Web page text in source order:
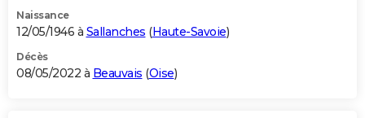
Naissance
12/05/1946 à Sallanches (Haute-Savoie)
Décès
08/05/2022 à Beauvais (Oise)